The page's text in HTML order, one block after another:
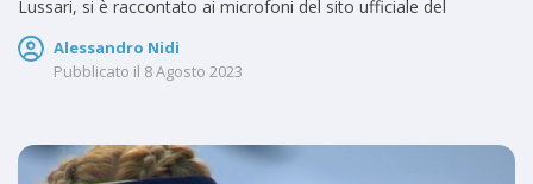
Lussari, si è raccontato ai microfoni del sito ufficiale del
Alessandro Nidi
Pubblicato il 8 Agosto 2023